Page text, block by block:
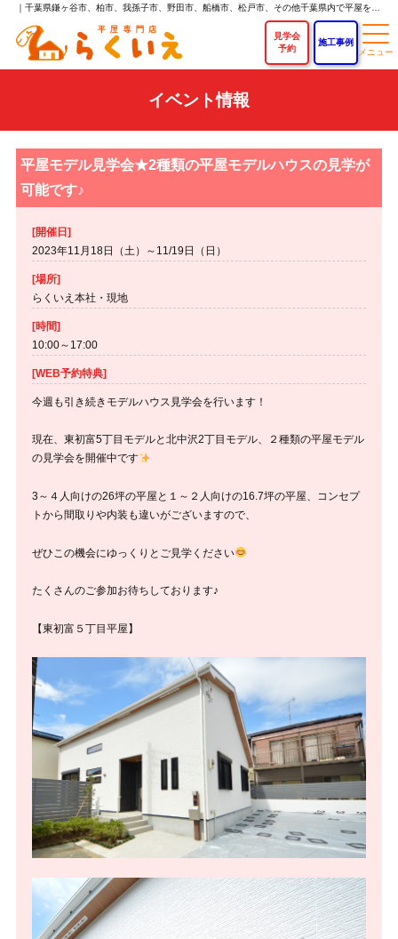
見学会
予約
施工事例
イベント情報
平屋モデル見学会★2種類の平屋モデルハウスの見学が
可能です♪
[開催日]
2023年11月18日（土）～11/19日（日）
[場所]
らくいえ本社・現地
[時間]
10:00～17:00
[WEB予約特典]
今週も引き続きモデルハウス見学会を行います！
現在、東初富5丁目モデルと北中沢2丁目モデル、２種類の平屋モデル
の見学会を開催中です
3～４人向けの26坪の平屋と１～２人向けの16.7坪の平屋、コンセプ
トから間取りや内装も違いがございますので、
ぜひこの機会にゆっくりとご見学ください
たくさんのご参加お待ちしております♪
【東初富５丁目平屋】